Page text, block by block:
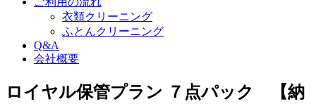
衣類クリーニング
ふとんクリーニング
Q&A
会社概要
ロイヤル保管プラン ７点パック 【納